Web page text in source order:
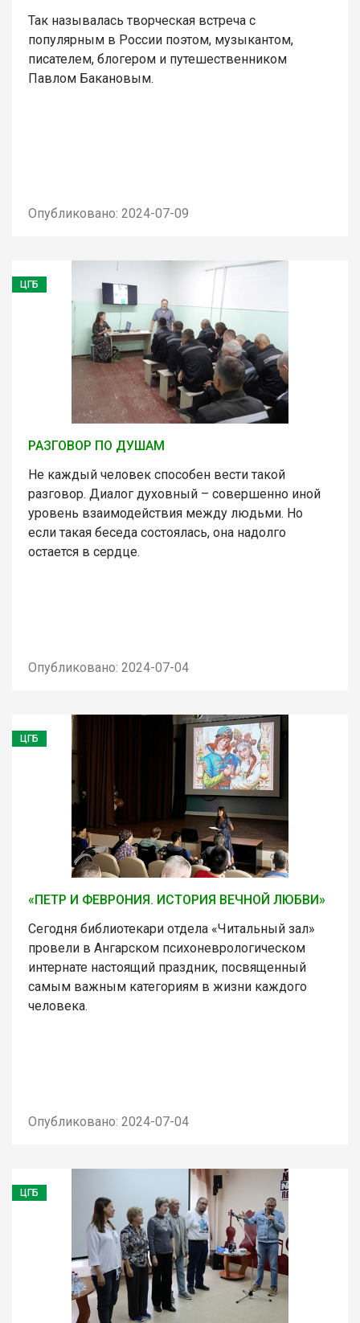
Так называлась творческая встреча с
популярным в России поэтом, музыкантом,
писателем, блогером и путешественником
Павлом Бакановым.
Опубликовано: 2024-07-09
ЦГБ
РАЗГОВОР ПО ДУШАМ
Не каждый человек способен вести такой
разговор. Диалог духовный – совершенно иной
уровень взаимодействия между людьми. Но
если такая беседа состоялась, она надолго
остается в сердце.
Опубликовано: 2024-07-04
ЦГБ
«ПЕТР И ФЕВРОНИЯ. ИСТОРИЯ ВЕЧНОЙ ЛЮБВИ»
Сегодня библиотекари отдела «Читальный зал»
провели в Ангарском психоневрологическом
интернате настоящий праздник, посвященный
самым важным категориям в жизни каждого
человека.
Опубликовано: 2024-07-04
ЦГБ